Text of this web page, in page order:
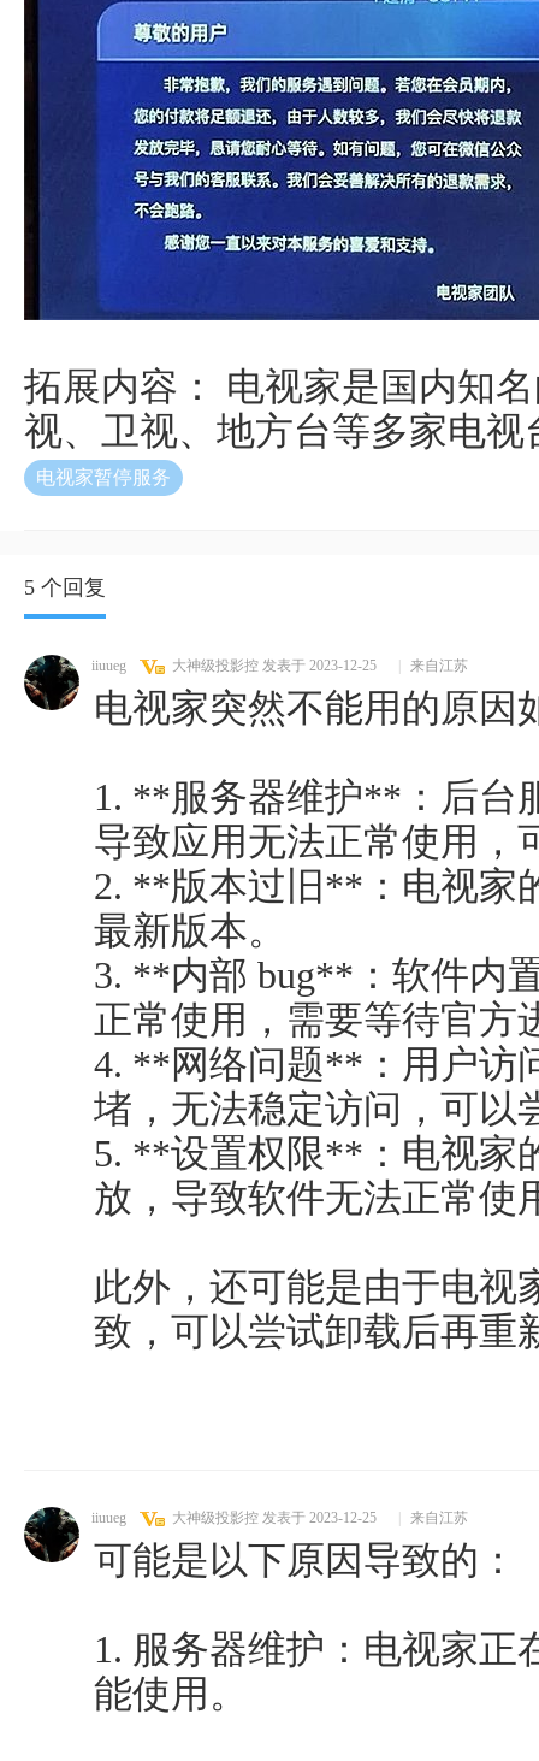
拓展内容： 电视家是国内知
视、卫视、地方台等多家电视
电视家暂停服务
5 个回复
iiuueg 大神级投影控 发表于 2023-12-25 来自江苏
电视家突然不能用的原因
1. **服务器维护**：后台
导致应用无法正常使用，
2. **版本过旧**：电视家
最新版本。
3. **内部 bug**：软件内
正常使用，需要等待官方
4. **网络问题**：用户访
堵，无法稳定访问，可以
5. **设置权限**：电视家
放，导致软件无法正常使
此外，还可能是由于电视
致，可以尝试卸载后再重
iiuueg 大神级投影控 发表于 2023-12-25 来自江苏
可能是以下原因导致的：
1. 服务器维护：电视家正
能使用。